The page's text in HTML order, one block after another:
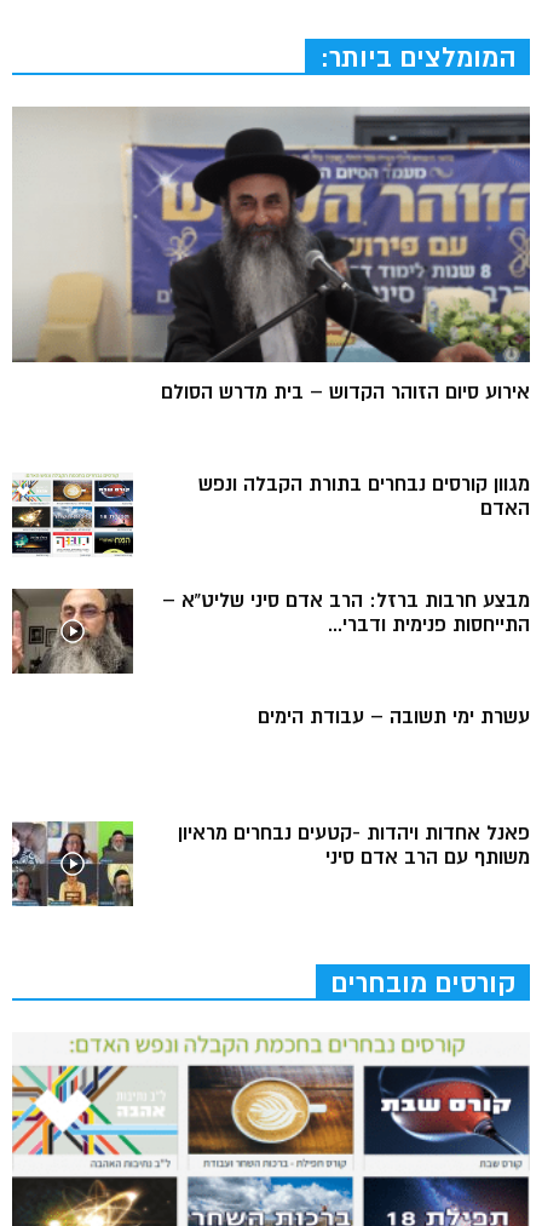
המומלצים ביותר:
אירוע סיום הזוהר הקדוש – בית מדרש הסולם
מגוון קורסים נבחרים בתורת הקבלה ונפש
האדם
מבצע חרבות ברזל: הרב אדם סיני שליט”א –
התייחסות פנימית ודברי...
עשרת ימי תשובה – עבודת הימים
פאנל אחדות ויהדות -קטעים נבחרים מראיון
משותף עם הרב אדם סיני
קורסים מובחרים